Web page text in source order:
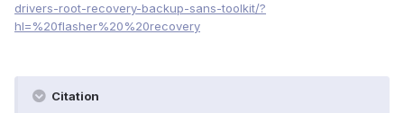
drivers-root-recovery-backup-sans-toolkit/?
hl=%20flasher%20%20recovery
Citation